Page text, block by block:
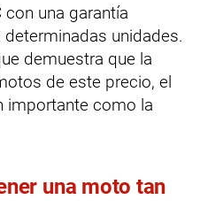
con una garantía
determinadas unidades.
demuestra que la
de este precio, el
importante como la
una moto tan